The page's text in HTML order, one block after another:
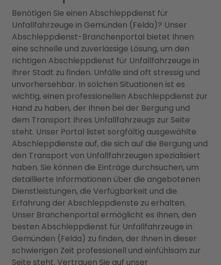
Benötigen Sie einen Abschleppdienst für
Unfallfahrzeuge in Gemünden (Felda)? Unser
Abschleppdienst-Branchenportal bietet Ihnen
eine schnelle und zuverlässige Lösung, um den
richtigen Abschleppdienst für Unfallfahrzeuge in
Ihrer Stadt zu finden. Unfälle sind oft stressig und
unvorhersehbar. In solchen Situationen ist es
wichtig, einen professionellen Abschleppdienst zur
Hand zu haben, der Ihnen bei der Bergung und
dem Transport Ihres Unfallfahrzeugs zur Seite
steht. Unser Portal listet sorgfältig ausgewählte
Abschleppdienste auf, die sich auf die Bergung und
den Transport von Unfallfahrzeugen spezialisiert
haben. Sie können die Einträge durchsuchen, um
detaillierte Informationen über die angebotenen
Dienstleistungen, die Verfügbarkeit und die
Erfahrung der Abschleppdienste zu erhalten.
Unser Branchenportal ermöglicht es Ihnen, den
besten Abschleppdienst für Unfallfahrzeuge in
Gemünden (Felda) zu finden, der Ihnen in dieser
schwierigen Zeit professionell und einfühlsam zur
Seite steht. Vertrauen Sie auf unser